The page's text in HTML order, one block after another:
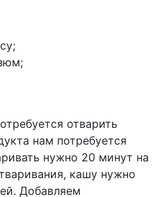
отварить
нам потребуется
нужно 20 минут на
кашу нужно
Добавляем